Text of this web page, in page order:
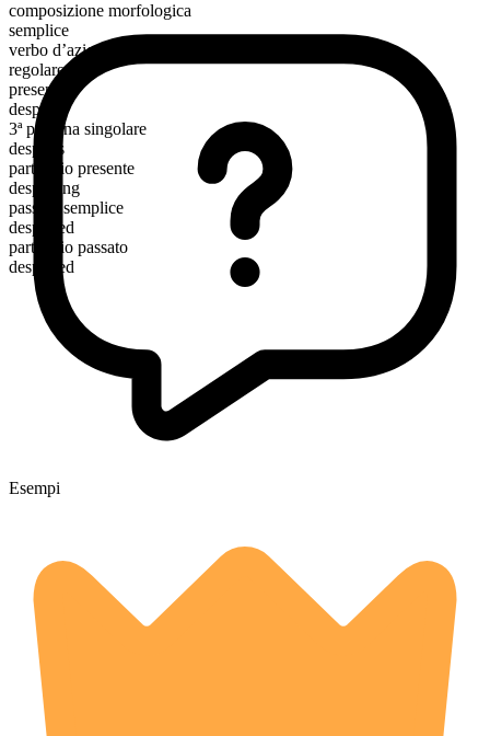
composizione morfologica
semplice
verbo d’azione
regolare
presente
despoil
3ª persona singolare
despoils
participio presente
despoiling
passato semplice
despoiled
participio passato
despoiled
Esempi